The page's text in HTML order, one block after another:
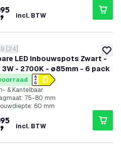
,
95
incl. BTW
LED inbouwspots Zwart -
3W - 2700K - ø85mm - 6 pack
reviews drawer openen
sterren
[24]
& Kantelbaar
75-80 mm
60 mm
,
95
incl. BTW